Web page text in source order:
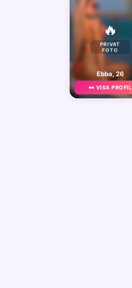
🔥
PRIVAT
FOTO
Ebba, 26
👀 VISA PROFIL